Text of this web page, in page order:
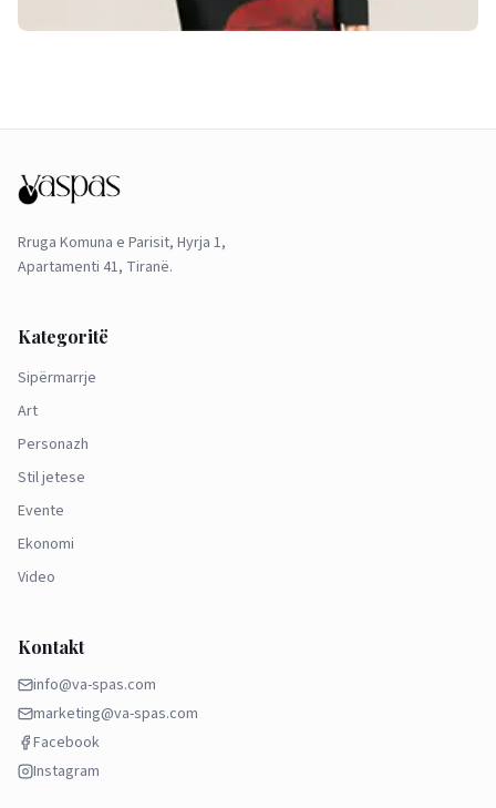
Rruga Komuna e Parisit, Hyrja 1,
Apartamenti 41, Tiranë.
Kategoritë
Sipërmarrje
Art
Personazh
Stil jetese
Evente
Ekonomi
Video
Kontakt
info@va-spas.com
marketing@va-spas.com
Facebook
Instagram